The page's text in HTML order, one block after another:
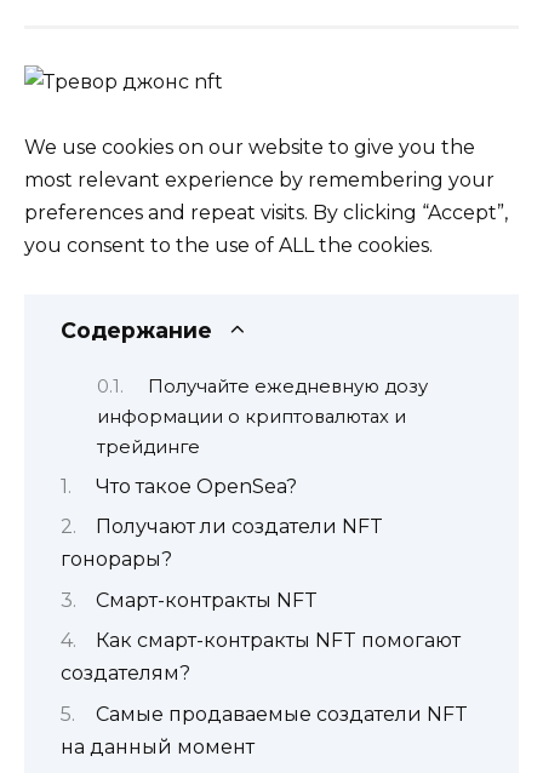
We use cookies on our website to give you the
most relevant experience by remembering your
preferences and repeat visits. By clicking “Accept”,
you consent to the use of ALL the cookies.
Содержание
Получайте ежедневную дозу
информации о криптовалютах и
трейдинге
Что такое OpenSea?
Получают ли создатели NFT
гонорары?
Смарт-контракты NFT
Как смарт-контракты NFT помогают
создателям?
Самые продаваемые создатели NFT
на данный момент